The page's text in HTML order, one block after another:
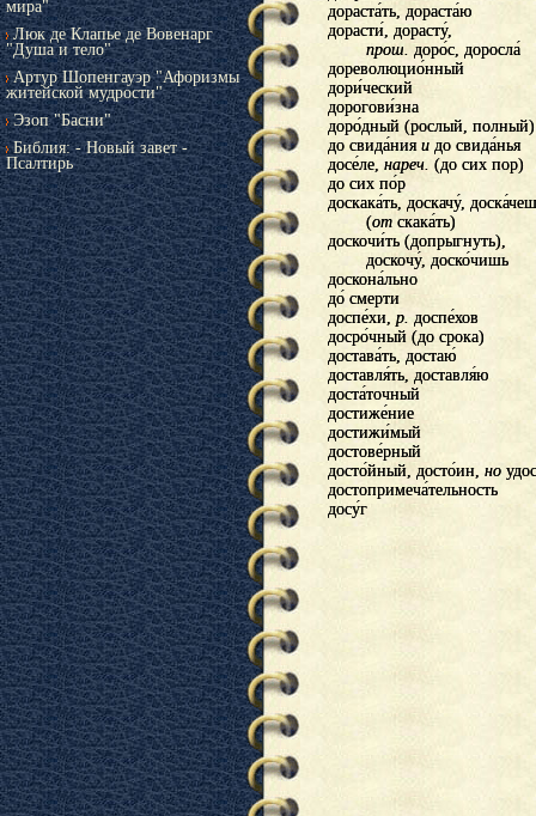
мира"
Люк де Клапье де Вовенарг
"Душа и тело"
Артур Шопенгауэр "Афоризмы
житейской мудрости"
Эзоп "Басни"
Библия: - Новый завет -
Псалтирь
дораста́ть, дораста́ю
дорастать, дорастаю
дорасти́, дорасту́,
дорасти, дорасту,
прош. доро́с, доросла́
прош. дорос, доросла
дореволюцио́нный
дореволюционный
дори́ческий
дорический
дорогови́зна
дороговизна
доро́дный (рослый, полный)
дородный (рослый, полный)
до свида́ния и до свида́нья
до свидания и до свиданья
досе́ле, нареч. (до сих пор)
доселе, нареч. (до сих пор)
до сих по́р
до сих пор
доскака́ть, доскачу́,
доскакать, доскачу,
(от скака́ть)
(от скакать)
доскочи́ть (допрыгнуть),
доскочить (допрыгнуть),
доскочу́, доско́чишь
доскочу, доскочишь
доскона́льно
досконально
до́ смерти
до смерти
доспе́хи, р. доспе́хов
доспехи, р. доспехов
досро́чный (до срока)
досрочный (до срока)
достава́ть, достаю́
доставать, достаю
доставля́ть, доставля́ю
доставлять, доставляю
доста́точный
достаточный
достиже́ние
достижение
достижи́мый
достижимый
достове́рный
достоверный
досто́йный, досто́ин, но
достойный, достоин, но
достопримеча́тельность
достопримечательность
досу́г
досуг